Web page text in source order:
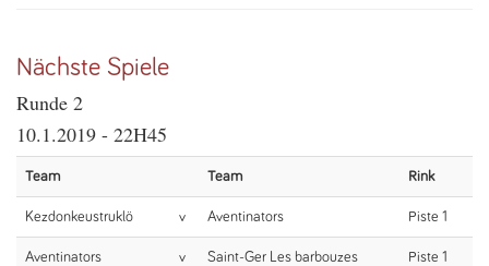
Nächste Spiele
Runde 2
10.1.2019 - 22H45
Team Team Rink
Kezdonkeustruklö v Aventinators Piste 1
Aventinators v Saint-Ger Les barbouzes Piste 1